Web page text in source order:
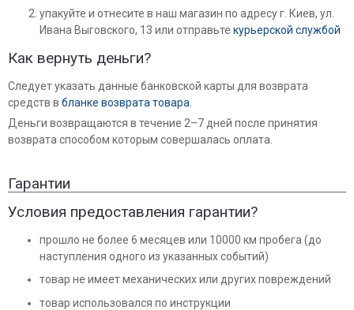
упакуйте и отнесите в наш магазин по адресу г. Киев, ул.
Ивана Выговского, 13 или отправьте курьерской службой
Как вернуть деньги?
Следует указать данные банковской карты для возврата
средств в бланке возврата товара.
Деньги возвращаются в течение 2–7 дней после принятия
возврата способом которым совершалась оплата.
Гарантии
Условия предоставления гарантии?
прошло не более 6 месяцев или 10000 км пробега (до
наступления одного из указанных событий)
товар не имеет механических или других повреждений
товар использовался по инструкции